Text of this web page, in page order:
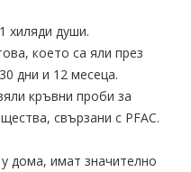
хиляди души.
което са яли през
дни и 12 месеца.
кръвни проби за
свързани с PFAC.
дома, имат значително